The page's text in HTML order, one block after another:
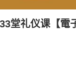
堂礼仪课【電